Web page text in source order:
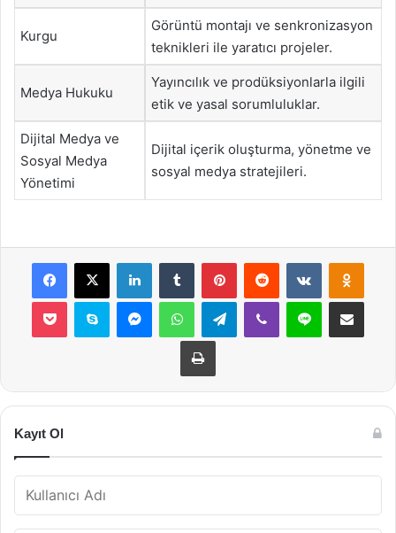
Kurgu
Görüntü montajı ve senkronizasyon
teknikleri ile yaratıcı projeler.
Medya Hukuku
Yayıncılık ve prodüksiyonlarla ilgili
etik ve yasal sorumluluklar.
Dijital Medya ve
Sosyal Medya
Yönetimi
Dijital içerik oluşturma, yönetme ve
sosyal medya stratejileri.
Facebook
X LinkedInTumblr PinterestReddit VKontakte
Pocket Skype MessengerWhatsAppTelegramViber Line E-Posta ile
Yazdır
Kayıt Ol